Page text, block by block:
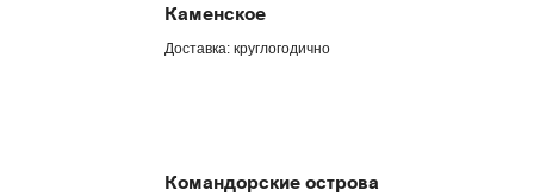
Каменское
Доставка: круглогодично
Командорские острова